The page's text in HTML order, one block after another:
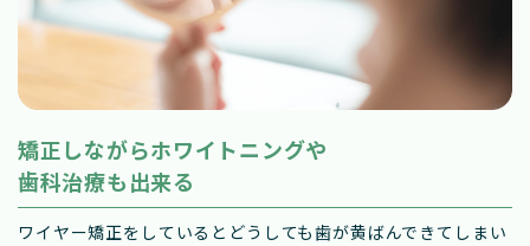
矯正しながらホワイトニングや
歯科治療も出来る
ワイヤー矯正をしているとどうしても歯が黄ばんできてしまい